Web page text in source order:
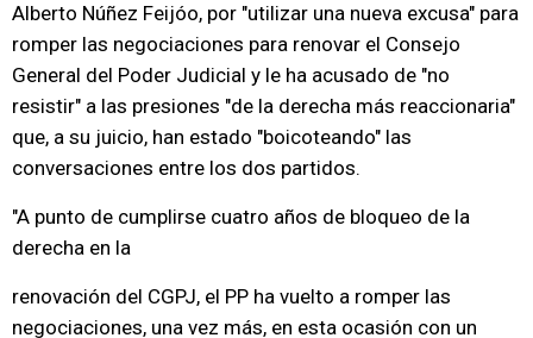
Alberto Núñez Feijóo, por "utilizar una nueva excusa" para
romper las negociaciones para renovar el Consejo
General del Poder Judicial y le ha acusado de "no
resistir" a las presiones "de la derecha más reaccionaria"
que, a su juicio, han estado "boicoteando" las
conversaciones entre los dos partidos.
"A punto de cumplirse cuatro años de bloqueo de la
derecha en la
renovación del CGPJ, el PP ha vuelto a romper las
negociaciones, una vez más, en esta ocasión con un